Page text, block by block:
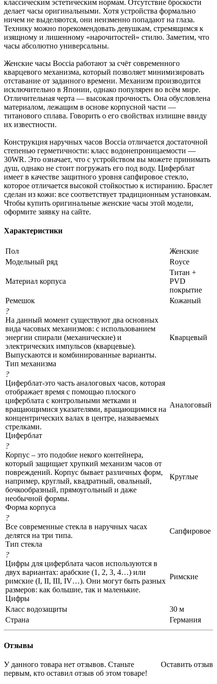
классическим эстетическим нормам. Отсутствие броскости
делает часы оригинальными. Хотя устройства формально
ничем не выделяются, они неизменно попадают на глаза.
Технику можно порекомендовать девушкам, стремящимся к
изящному и лишенному «нарочитостей» стилю. Заметим, что
часы абсолютно универсальны.
Женские часы Boccia работают за счёт современного
кварцевого механизма, который позволяет минимизировать
отставание от заданного времени. Механизм производится
исключительно в Японии, однако популярен во всём мире.
Отличительная черта — высокая прочность. Она обусловлена
материалом, лежащим в основе корпусной части —
титанового сплава. Говорить о его свойствах излишне ввиду
их известности.
Конструкция наручных часов Boccia отличается достаточной
степенью герметичности: класс водонепроницаемости —
30WR. Это означает, что с устройством вы можете принимать
душ, однако не стоит погружать его под воду. Циферблат
имеет в качестве защитного уровня сапфировое стекло,
которое отличается высокой стойкостью к истиранию. Браслет
сделан из кожи: все соответствует традиционным установкам.
Чтобы купить оригинальные женские часы этой модели,
оформите заявку на сайте.
Характеристики
Пол
Женские
Модельный ряд
Royce
Материал корпуса
Титан +
PVD
покрытие
Ремешок
Кожаный
?
На данный момент существуют два основных
вида часовых механизмов: с использованием
энергии спирали (механические) и
электрических импульсов (кварцевые).
Выпускаются и комбинированные варианты.
Тип механизма
Кварцевый
?
Циферблат-это часть аналоговых часов, которая
отображает время с помощью плоского
циферблата с контрольными метками и
вращающимися указателями, вращающимися на
концентрических валах в центре, называемых
стрелками.
Циферблат
Аналоговый
?
Корпус – это подобие некого контейнера,
который защищает хрупкий механизм часов от
повреждений. Корпус бывает различных форм,
например, круглый, квадратный, овальный,
бочкообразный, прямоугольный и даже
необычной формы.
Форма корпуса
Круглые
?
Все современные стекла в наручных часах
делятся на три типа.
Тип стекла
Сапфировое
?
Цифры для циферблата часов используются в
двух вариантах: арабские (1, 2, 3, 4…) или
римские (I, II, III, IV…). Они могут быть разных
размеров: как большие, так и маленькие.
Цифры
Римские
Класс водозащиты
30 м
Страна
Германия
Отзывы
Оставить отзыв
У данного товара нет отзывов. Станьте
первым, кто оставил отзыв об этом товаре!